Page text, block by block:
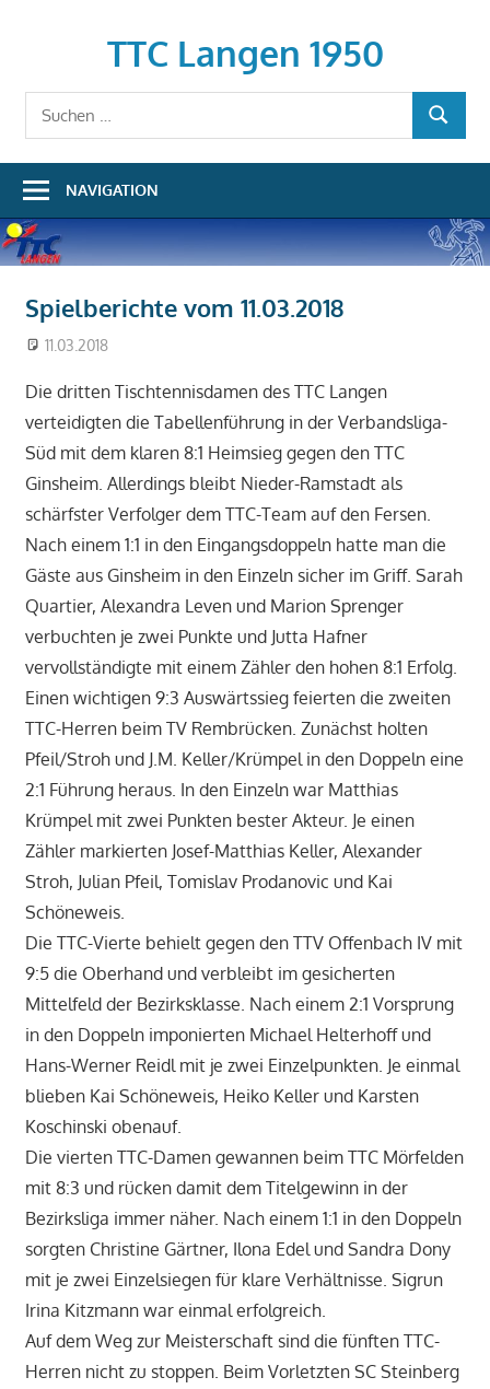
TTC Langen 1950
SUCHEN
NAVIGATION
Spielberichte vom 11.03.2018
11.03.2018
Die dritten Tischtennisdamen des TTC Langen
verteidigten die Tabellenführung in der Verbandsliga-
Süd mit dem klaren 8:1 Heimsieg gegen den TTC
Ginsheim. Allerdings bleibt Nieder-Ramstadt als
schärfster Verfolger dem TTC-Team auf den Fersen.
Nach einem 1:1 in den Eingangsdoppeln hatte man die
Gäste aus Ginsheim in den Einzeln sicher im Griff. Sarah
Quartier, Alexandra Leven und Marion Sprenger
verbuchten je zwei Punkte und Jutta Hafner
vervollständigte mit einem Zähler den hohen 8:1 Erfolg.
Einen wichtigen 9:3 Auswärtssieg feierten die zweiten
TTC-Herren beim TV Rembrücken. Zunächst holten
Pfeil/Stroh und J.M. Keller/Krümpel in den Doppeln eine
2:1 Führung heraus. In den Einzeln war Matthias
Krümpel mit zwei Punkten bester Akteur. Je einen
Zähler markierten Josef-Matthias Keller, Alexander
Stroh, Julian Pfeil, Tomislav Prodanovic und Kai
Schöneweis.
Die TTC-Vierte behielt gegen den TTV Offenbach IV mit
9:5 die Oberhand und verbleibt im gesicherten
Mittelfeld der Bezirksklasse. Nach einem 2:1 Vorsprung
in den Doppeln imponierten Michael Helterhoff und
Hans-Werner Reidl mit je zwei Einzelpunkten. Je einmal
blieben Kai Schöneweis, Heiko Keller und Karsten
Koschinski obenauf.
Die vierten TTC-Damen gewannen beim TTC Mörfelden
mit 8:3 und rücken damit dem Titelgewinn in der
Bezirksliga immer näher. Nach einem 1:1 in den Doppeln
sorgten Christine Gärtner, Ilona Edel und Sandra Dony
mit je zwei Einzelsiegen für klare Verhältnisse. Sigrun
Irina Kitzmann war einmal erfolgreich.
Auf dem Weg zur Meisterschaft sind die fünften TTC-
Herren nicht zu stoppen. Beim Vorletzten SC Steinberg